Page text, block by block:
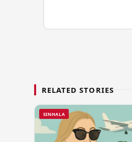
RELATED STORIES
SINHALA